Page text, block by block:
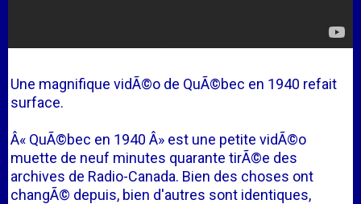
Une magnifique vidÃ©o de QuÃ©bec en 1940 refait
surface.
Â« QuÃ©bec en 1940 Â» est une petite vidÃ©o
muette de neuf minutes quarante tirÃ©e des
archives de Radio-Canada. Bien des choses ont
changÃ© depuis, bien d'autres sont identiques,